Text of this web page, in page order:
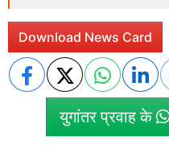
Download News Card
युगांतर प्रवाह के